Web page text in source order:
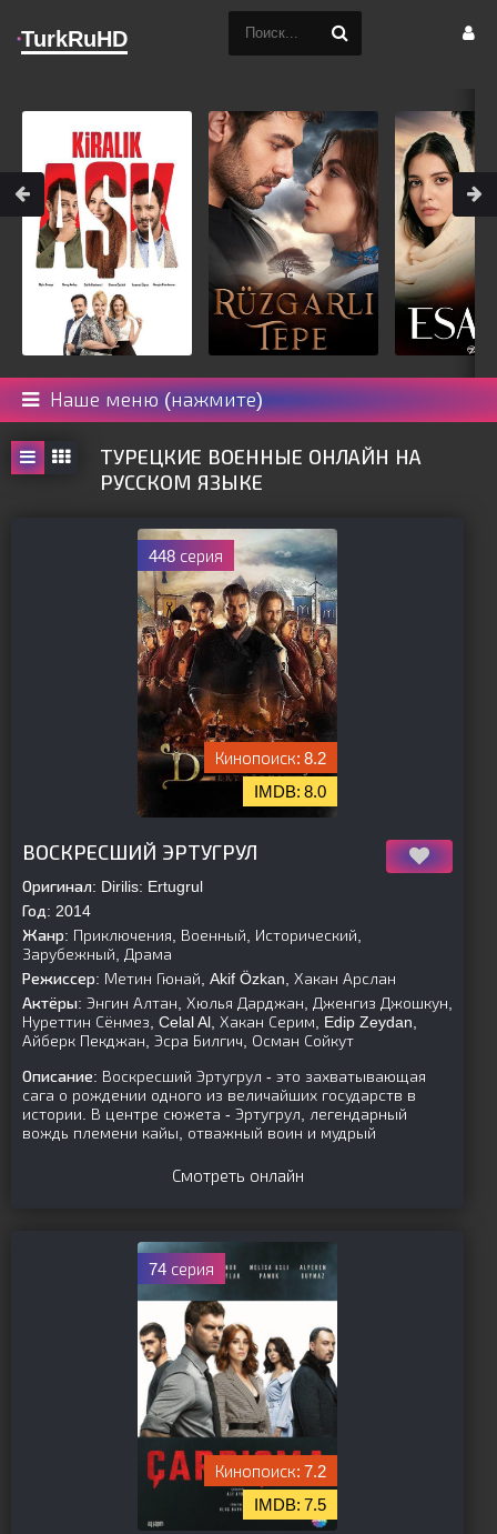
Наше меню (нажмите)
ТУРЕЦКИЕ ВОЕННЫЕ ОНЛАЙН НА
РУССКОМ ЯЗЫКЕ
448 серия
8.2
8.0
ВОСКРЕСШИЙ ЭРТУГРУЛ
Оригинал: Dirilis: Ertugrul
Год: 2014
Жанр: Приключения, Военный, Исторический,
Зарубежный, Драма
Режиссер: Метин Гюнай, Akif Özkan, Хакан Арслан
Актёры: Энгин Алтан, Хюлья Дарджан, Дженгиз Джошкун,
Нуреттин Сёнмез, Celal Al, Хакан Серим, Edip Zeydan,
Айберк Пекджан, Эсра Билгич, Осман Сойкут
Описание: Воскресший Эртугрул - это захватывающая
сага о рождении одного из величайших государств в
истории. В центре сюжета - Эртугрул, легендарный
вождь племени кайы, отважный воин и мудрый
Смотреть онлайн
74 серия
7.2
7.5
TurkRuHD